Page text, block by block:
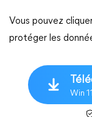
Vous pouvez
protéger les
Win